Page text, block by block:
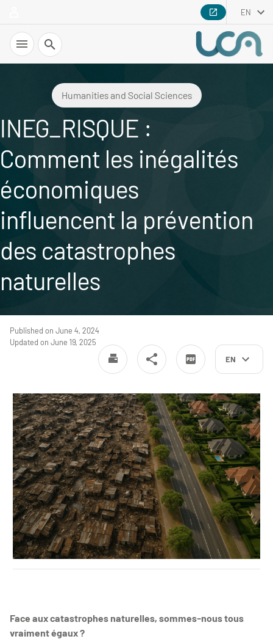
EN
Search
Humanities and Social Sciences
INEG_RISQUE :
Comment les inégalités
économiques
influencent la prévention
des catastrophes
naturelles
EN
Published on June 4, 2024
Updated on June 19, 2025
Face aux catastrophes naturelles, sommes-nous tous
vraiment égaux ?